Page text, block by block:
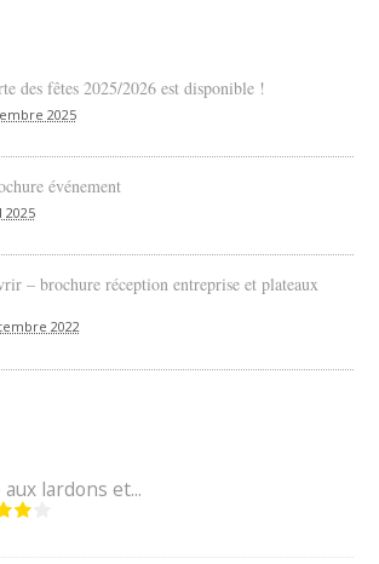
des fêtes 2025/2026 est disponible !
2025
événement
2025
– brochure réception entreprise et plateaux
2022
lardons et...